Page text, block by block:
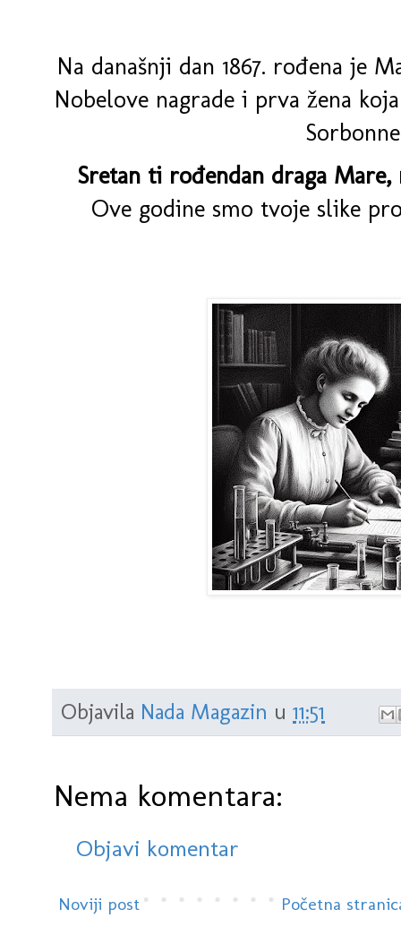
Na današnji dan 1867. rođena je
Nobelove nagrade i prva žena
Sretan ti rođendan draga Mare,
Ove godine smo tvoje slike
Objavila Nada Magazin u 11:51
Nema komentara:
Objavi komentar
Noviji post Početna